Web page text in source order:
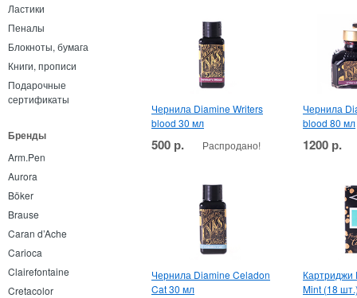
Ластики
Пеналы
Блокноты, бумага
Книги, прописи
Подарочные
сертификаты
Бренды
Arm.Pen
Aurora
Böker
Brause
Caran d’Ache
Carioca
Clairefontaine
Cretacolor
Чернила Diamine Writers
blood 30 мл
500 р. Распродано!
Чернила
blood 80 мл
1200 р.
Чернила Diamine Celadon
Cat 30 мл
Картриджи
Mint (18